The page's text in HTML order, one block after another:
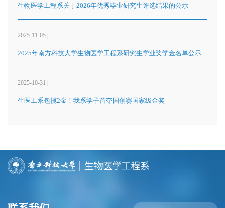
生物医学工程系关于2026年优秀毕业研究生评选结果的公示
2025-11-05 |
2025年南方科技大学生物医学工程系研究生学业奖学金名单公示
2025-10-31 |
生医工系包揽2金！我系学子首夺国创赛国家级金奖